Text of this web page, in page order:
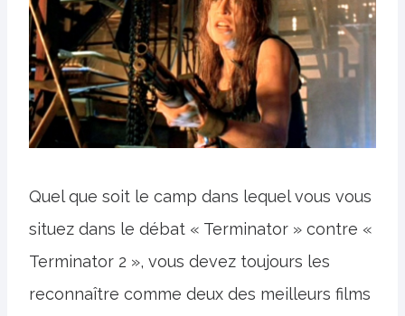
Quel que soit le camp dans lequel vous vous
situez dans le débat « Terminator » contre «
Terminator 2 », vous devez toujours les
reconnaître comme deux des meilleurs films